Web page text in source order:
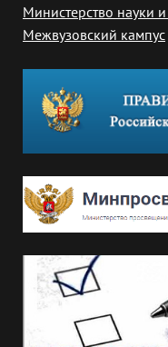
Министерство науки
Межвузовский кампус